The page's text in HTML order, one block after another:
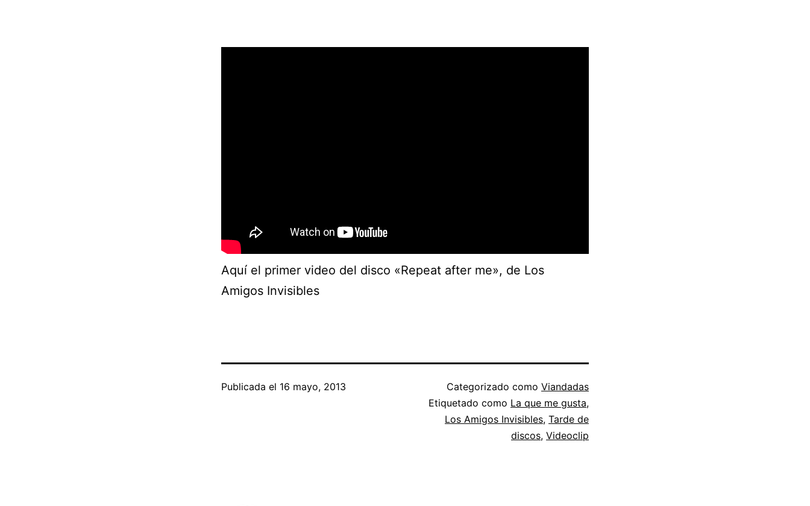
Aquí el primer video del disco «Repeat after me», de Los
Amigos Invisibles
Publicada el 16 mayo, 2013 Categorizado como Viandadas
Etiquetado como La que me gusta,
Los Amigos Invisibles, Tarde de
discos, Videoclip